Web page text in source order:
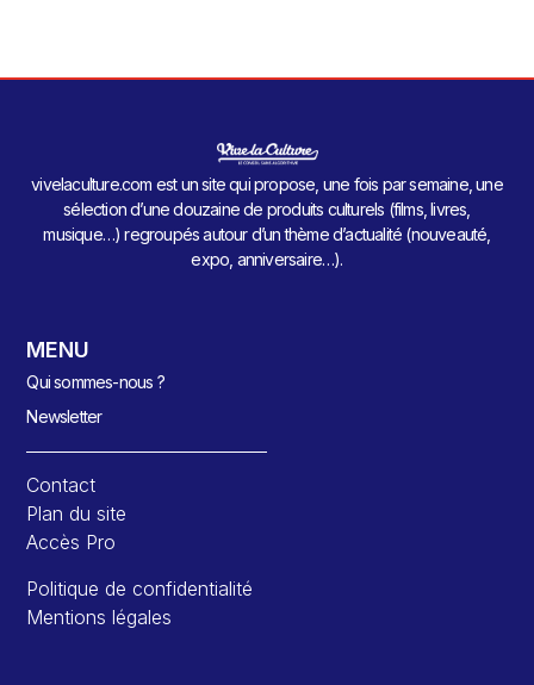
vivelaculture.com est un site qui propose, une fois par semaine, une
sélection d’une douzaine de produits culturels (films, livres,
musique…) regroupés autour d’un thème d’actualité (nouveauté,
expo, anniversaire…).
MENU
Qui sommes-nous ?
Newsletter
Contact
Plan du site
Accès Pro
Politique de confidentialité
Mentions légales